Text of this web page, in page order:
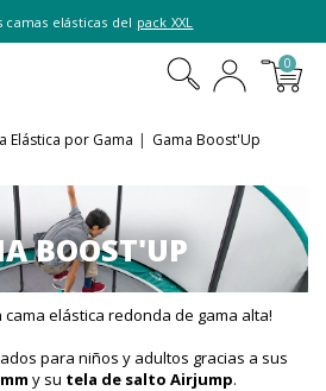
camas elásticas del pack XXL
0
Elástica por Gama Gama Boost'Up
BOOST'UP
cama elástica redonda de gama alta!
para niños y adultos gracias a sus
y su tela de salto Airjump.